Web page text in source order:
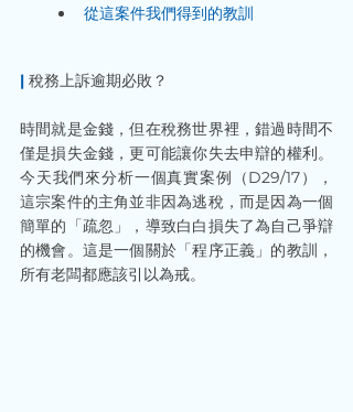
從這案件我們得到的教訓
| 稅務上訴逾期必敗？
時間就是金錢，但在稅務世界裡，錯過時間不
僅是損失金錢，更可能讓你失去申辯的權利。
今天我們來分析一個真實案例（D29/17），
這宗案件的主角並非因為逃稅，而是因為一個
簡單的「疏忽」，導致白白損失了為自己爭辯
的機會。這是一個關於「程序正義」的教訓，
所有老闆都應該引以為戒。